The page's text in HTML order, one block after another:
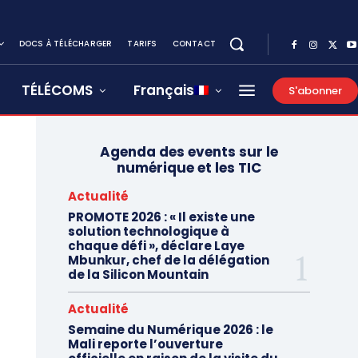
DOCS À TÉLÉCHARGER TARIFS CONTACT
TÉLÉCOMS Français S'abonner
Agenda des events sur le
numérique et les TIC
Actualité
PROMOTE 2026 : « Il existe une
solution technologique à
chaque défi », déclare Laye
Mbunkur, chef de la délégation
de la Silicon Mountain
Actualité
Semaine du Numérique 2026 : le
Mali reporte l’ouverture